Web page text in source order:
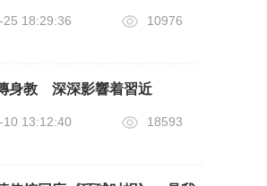
25 18:29:36 10976
身教 深深影響着習近
10 13:12:40 18593